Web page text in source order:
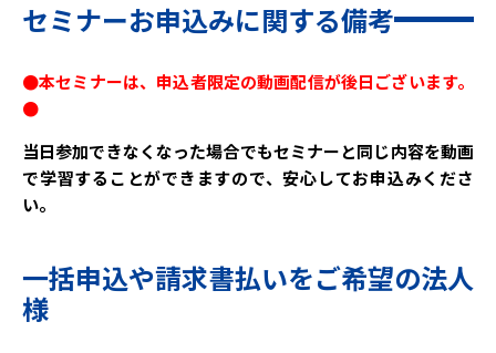
セミナーお申込みに関する備考
●本セミナーは、申込者限定の動画配信が後日ございます。
●
当日参加できなくなった場合でもセミナーと同じ内容を動画
で学習することができますので、安心してお申込みくださ
い。
一括申込や請求書払いをご希望の法人
様